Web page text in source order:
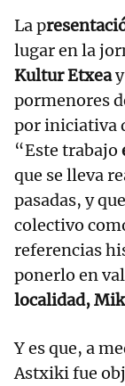
La p
lugar en la
Kultur Etxea
pormenores
por iniciativa
“Este trabajo
que se lleva
pasadas, y
colectivo
referencias
ponerlo en
localidad,
Y es que, a
Astxiki fue